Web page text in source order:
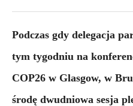
Podczas gdy delegacja
tym tygodniu na
COP26 w Glasgow, w
środę dwudniowa sesja